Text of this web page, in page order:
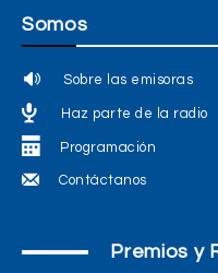
Somos
Sobre las emisoras
Haz parte de la radio
Programación
Contáctanos
Premios y